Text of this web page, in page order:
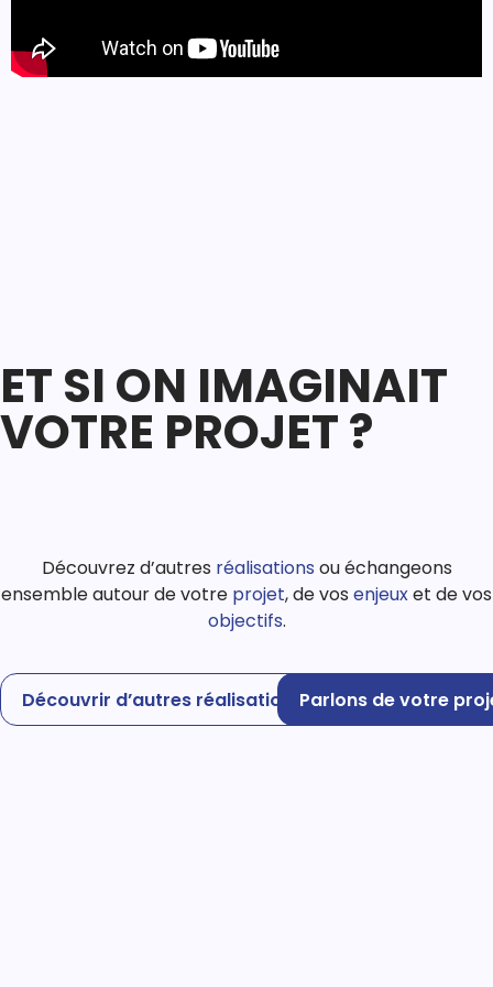
ET SI ON IMAGINAIT
VOTRE PROJET ?
Découvrez d’autres réalisations ou échangeons
ensemble autour de votre projet, de vos enjeuxet de vos
objectifs.
Découvrir d’autres réalisationsParlons de votre